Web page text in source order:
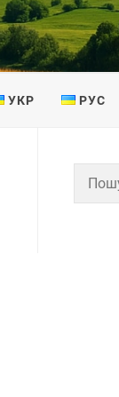
УКР РУС